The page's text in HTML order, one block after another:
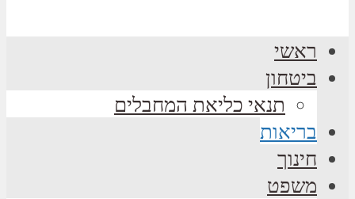
ראשי
ביטחון
תנאי כליאת המחבלים
בריאות
חינוך
משפט